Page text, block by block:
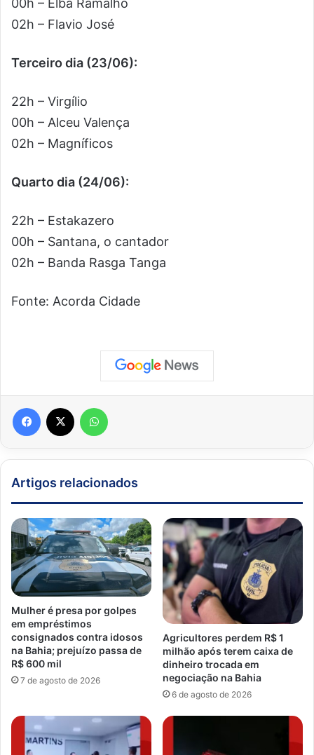
00h – Elba Ramalho
02h – Flavio José
Terceiro dia (23/06):
22h – Virgílio
00h – Alceu Valença
02h – Magníficos
Quarto dia (24/06):
22h – Estakazero
00h – Santana, o cantador
02h – Banda Rasga Tanga
Fonte: Acorda Cidade
Artigos relacionados
Mulher é presa por golpes
em empréstimos
consignados contra idosos
na Bahia; prejuízo passa de
R$ 600 mil
7 de agosto de 2026
Agricultores perdem R$ 1
milhão após terem caixa de
dinheiro trocada em
negociação na Bahia
6 de agosto de 2026